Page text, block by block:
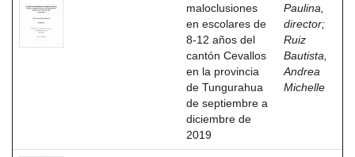
maloclusiones
en escolares de
8-12 años del
cantón Cevallos
en la provincia
de Tungurahua
de septiembre a
diciembre de
2019
Paulina,
director;
Ruiz
Bautista,
Andrea
Michelle